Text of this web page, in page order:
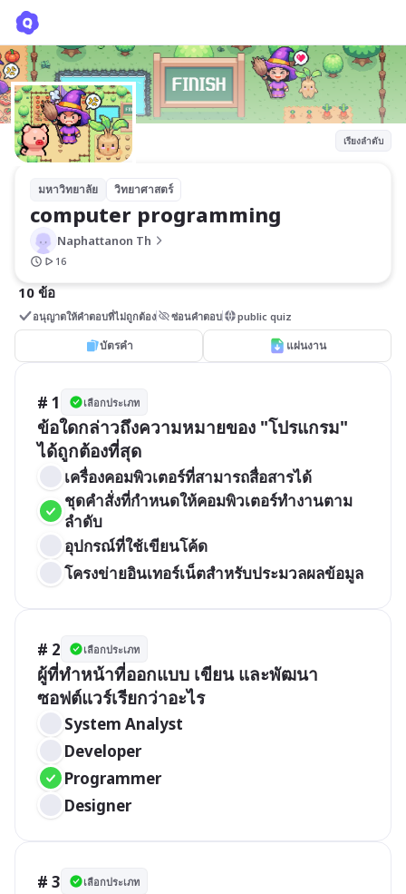
เรียงลำดับ
มหาวิทยาลัย วิทยาศาสตร์
computer programming
Naphattanon Th
16
10 ข้อ
อนุญาตให้คำตอบที่ไม่ถูกต้อง ซ่อนคำตอบ public quiz
บัตรคำ แผ่นงาน
# 1 เลือกประเภท
ข้อใดกล่าวถึงความหมายของ "โปรแกรม"
ได้ถูกต้องที่สุด
เครื่องคอมพิวเตอร์ที่สามารถสื่อสารได้
ชุดคำสั่งที่กำหนดให้คอมพิวเตอร์ทำงานตาม
ลำดับ
อุปกรณ์ที่ใช้เขียนโค้ด
โครงข่ายอินเทอร์เน็ตสำหรับประมวลผลข้อมูล
# 2 เลือกประเภท
ผู้ที่ทำหน้าที่ออกแบบ เขียน และพัฒนา
ซอฟต์แวร์เรียกว่าอะไร
System Analyst
Developer
Programmer
Designer
# 3 เลือกประเภท